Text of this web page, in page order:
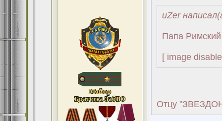
uZer
Папа Римский
[ image
Отцу